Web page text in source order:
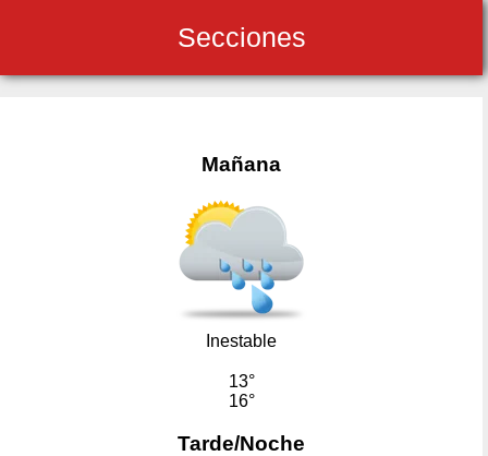
Secciones
Mañana
Inestable
13°
16°
Tarde/Noche